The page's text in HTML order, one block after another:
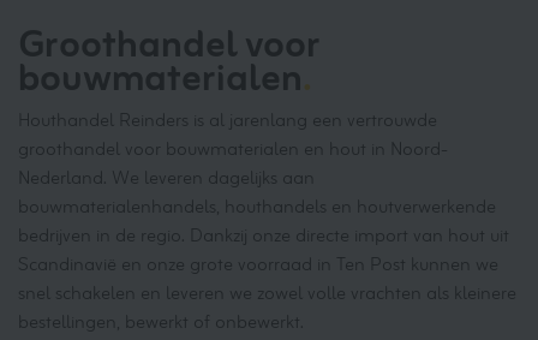
Groothandel voor
bouwmaterialen.
Houthandel Reinders is al jarenlang een vertrouwde
groothandel voor bouwmaterialen en hout in Noord-
Nederland. We leveren dagelijks aan
bouwmaterialenhandels, houthandels en houtverwerkende
bedrijven in de regio. Dankzij onze directe import van hout uit
Scandinavië en onze grote voorraad in Ten Post kunnen we
snel schakelen en leveren we zowel volle vrachten als kleinere
bestellingen, bewerkt of onbewerkt.